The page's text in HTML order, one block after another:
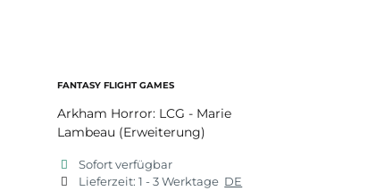
FANTASY FLIGHT GAMES
Arkham Horror: LCG - Marie
Lambeau (Erweiterung)
Sofort verfügbar
Lieferzeit:1 - 3 Werktage DE